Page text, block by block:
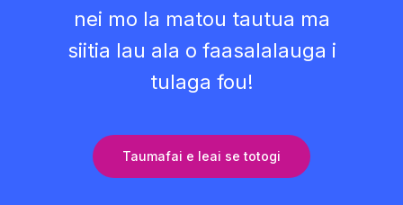
nei mo la matou tautua ma
siitia lau ala o faasalalauga i
tulaga fou!
Taumafai e leai se totogi